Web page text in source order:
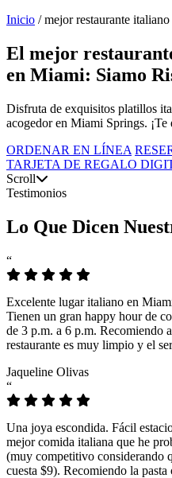
Inicio / mejor restaurante
El mejor
en Miami: Siamo
Disfruta de exquisitos platillos
acogedor en Miami Springs. ¡Te
ORDENAR EN LÍNEA
TARJETA DE REGALO
Scroll
Testimonios
Lo Que Dicen
“
Excelente lugar italiano en
Tienen un gran happy hour de
de 3 p.m. a 6 p.m. Recomiendo
restaurante es muy limpio y el
Jaqueline Olivas
“
Una joya escondida. Fácil
mejor comida italiana que he
(muy competitivo considerando
cuesta $9). Recomiendo la